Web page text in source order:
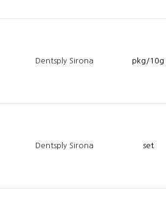
Dentsply Sirona pkg/10g
Dentsply Sirona set